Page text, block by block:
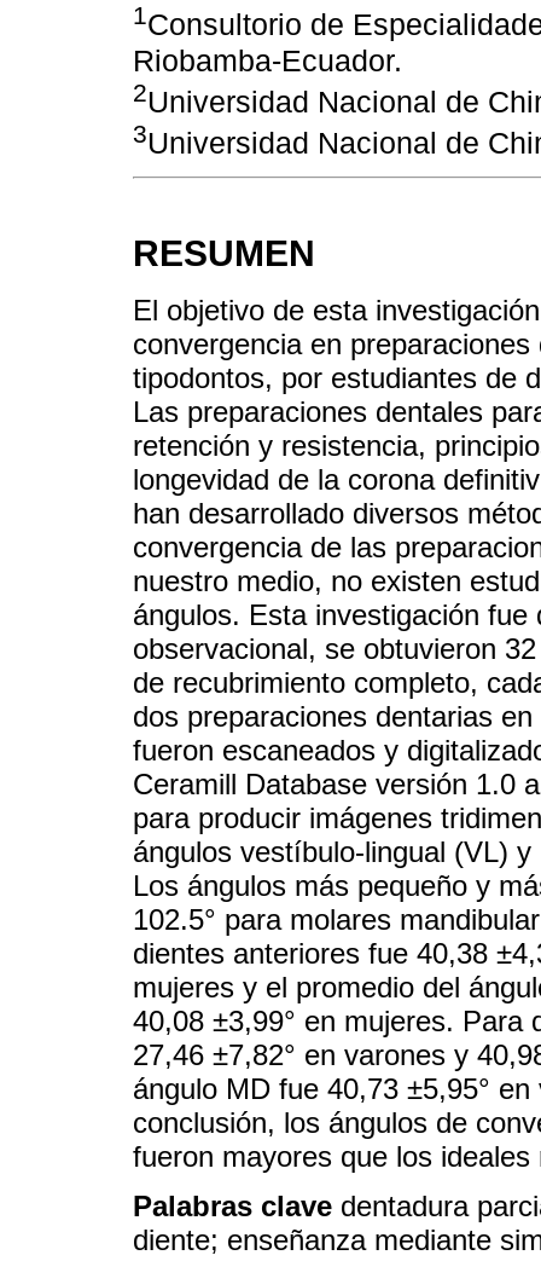
1Consultorio de
Riobamba-Ecuador.
2Universidad Nacional de
3Universidad Nacional de
RESUMEN
El objetivo de esta
convergencia en
tipodontos, por estudiantes de
Las preparaciones dentales
retención y resistencia,
longevidad de la corona
han desarrollado diversos
convergencia de las
nuestro medio, no existen
ángulos. Esta investigación
observacional, se obtuvieron
de recubrimiento completo,
dos preparaciones dentarias
fueron escaneados y
Ceramill Database versión 1.0
para producir imágenes
ángulos vestíbulo-lingual (VL)
Los ángulos más pequeño y
102.5° para molares
dientes anteriores fue 40,38
mujeres y el promedio del
40,08 ±3,99° en mujeres. Para
27,46 ±7,82° en varones y
ángulo MD fue 40,73 ±5,95°
conclusión, los ángulos de
fueron mayores que los
Palabras clave dentadura
diente; enseñanza mediante